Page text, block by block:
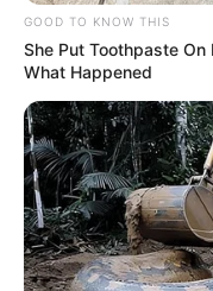
GOOD TO KNOW THIS
She Put Toothpaste On
What Happened